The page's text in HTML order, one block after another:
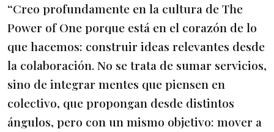
“Creo profundamente en la cultura de The
Power of One porque está en el corazón de lo
que hacemos: construir ideas relevantes desde
la colaboración. No se trata de sumar servicios,
sino de integrar mentes que piensen en
colectivo, que propongan desde distintos
ángulos, pero con un mismo objetivo: mover a